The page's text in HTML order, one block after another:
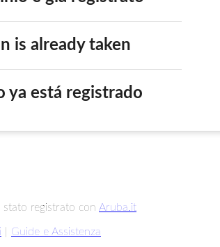
is already taken
ya está registrado
registrato con Aruba.it
Guide e Assistenza